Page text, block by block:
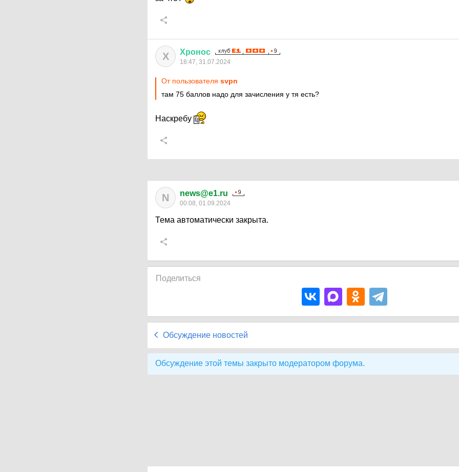
Х Хронос
18:47, 31.07.2024
От пользователя svpn
там 75 баллов надо для зачисления у тя есть?
Наскребу
N news@e1.ru
00:08, 01.09.2024
Тема автоматически закрыта.
Поделиться
Обсуждение новостей
Обсуждение этой темы закрыто модератором форума.